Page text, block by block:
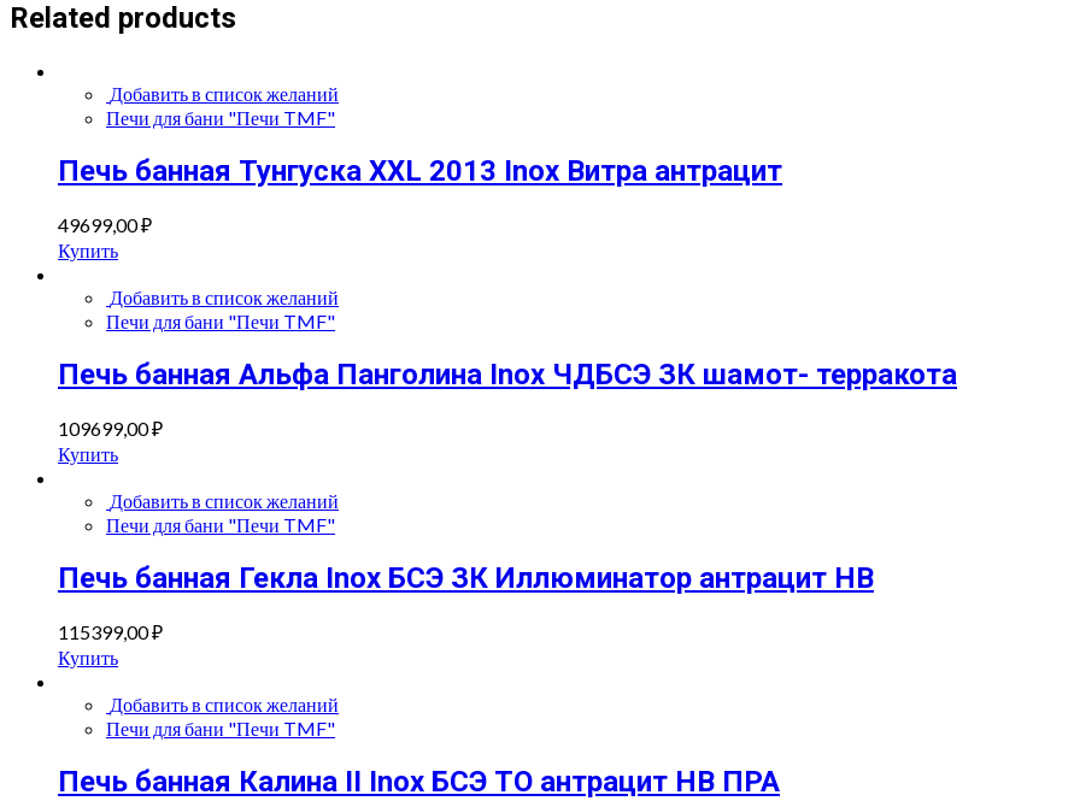
Related products
Добавить в список желаний
Печи для бани "Печи TMF"
Печь банная Тунгуска XXL 2013 Inox Витра антрацит
49699,00₽
Купить
Добавить в список желаний
Печи для бани "Печи TMF"
Печь банная Альфа Панголина Inox ЧДБСЭ ЗК шамот- терракота
109699,00₽
Купить
Добавить в список желаний
Печи для бани "Печи TMF"
Печь банная Гекла Inox БСЭ ЗК Иллюминатор антрацит НВ
115399,00₽
Купить
Добавить в список желаний
Печи для бани "Печи TMF"
Печь банная Калина II Inox БСЭ ТО антрацит НВ ПРА